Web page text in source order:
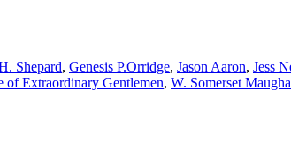
Shepard, Genesis P.Orridge, Jason Aaron, Jess
of Extraordinary Gentlemen, W. Somerset